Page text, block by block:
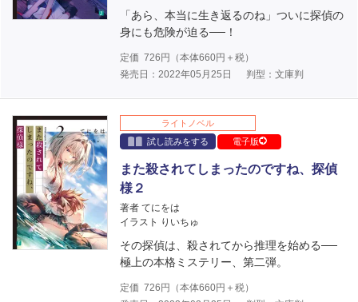
「あら、本当に生き返るのね」ついに探偵の
身にも危険が迫る──！
定価 726 円（本体660円＋税）
発売日：2022年05月25日
判型：文庫判
ライトノベル
試し読みをする
電子版
また殺されてしまったのですね、探偵
様２
著者 てにをは
イラスト りいちゅ
その探偵は、殺されてから推理を始める──
極上の本格ミステリー、第二弾。
定価 726 円（本体660円＋税）